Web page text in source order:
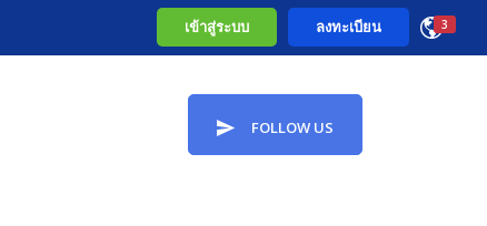
3
เข้าสู่ระบบ ลงทะเบียน
FOLLOW US